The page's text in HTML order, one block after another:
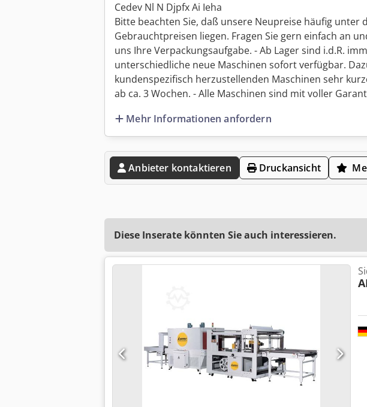
Cedev Nl N Djpfx Ai Ieha
Bitte beachten Sie, daß unsere Neupreise häufig unter
Gebrauchtpreisen liegen. Fragen Sie gern einfach an
uns Ihre Verpackungsaufgabe. - Ab Lager sind i.d.R.
unterschiedliche neue Maschinen sofort verfügbar.
kundenspezifisch herzustellenden Maschinen sehr
ab ca. 3 Wochen. - Alle Maschinen sind mit voller
Mehr Informationen anfordern
Anbieter kontaktieren Druckansicht
Diese Inserate könnten Sie auch interessieren.